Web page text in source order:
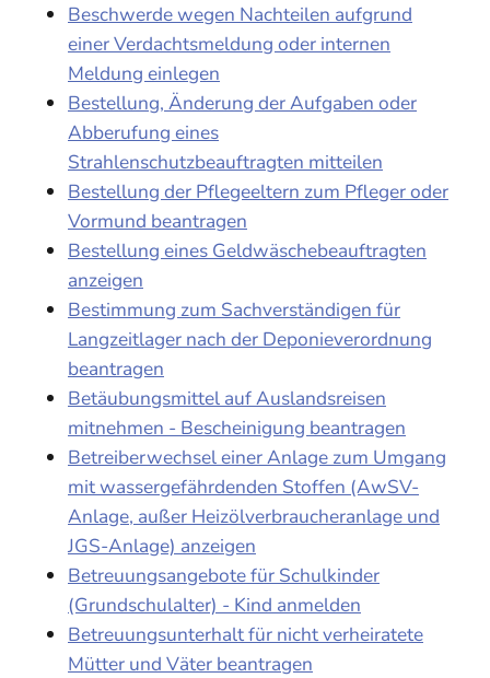
Beschwerde wegen Nachteilen aufgrund
einer Verdachtsmeldung oder internen
Meldung einlegen
Bestellung, Änderung der Aufgaben oder
Abberufung eines
Strahlenschutzbeauftragten mitteilen
Bestellung der Pflegeeltern zum Pfleger oder
Vormund beantragen
Bestellung eines Geldwäschebeauftragten
anzeigen
Bestimmung zum Sachverständigen für
Langzeitlager nach der Deponieverordnung
beantragen
Betäubungsmittel auf Auslandsreisen
mitnehmen - Bescheinigung beantragen
Betreiberwechsel einer Anlage zum Umgang
mit wassergefährdenden Stoffen (AwSV-
Anlage, außer Heizölverbraucheranlage und
JGS-Anlage) anzeigen
Betreuungsangebote für Schulkinder
(Grundschulalter) - Kind anmelden
Betreuungsunterhalt für nicht verheiratete
Mütter und Väter beantragen